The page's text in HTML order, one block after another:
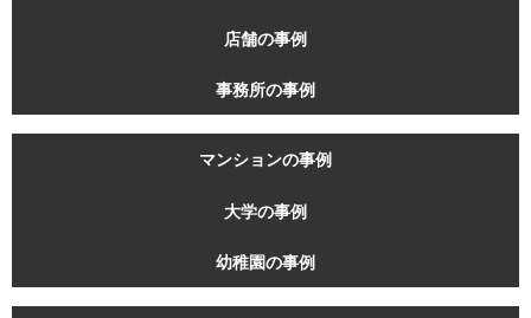
店舗の事例
事務所の事例
マンションの事例
大学の事例
幼稚園の事例